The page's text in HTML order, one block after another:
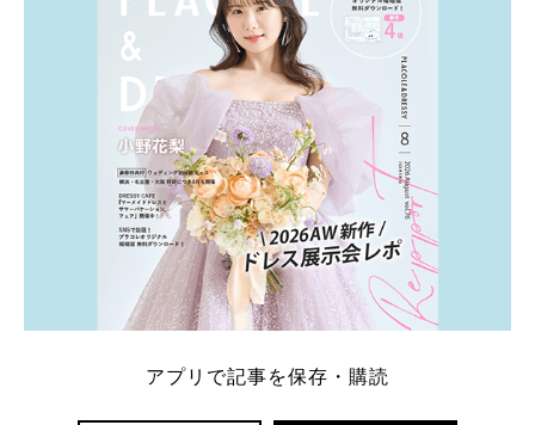
ング診断」か、体験型 […]続きを読む
アプリで記事を保存・購読